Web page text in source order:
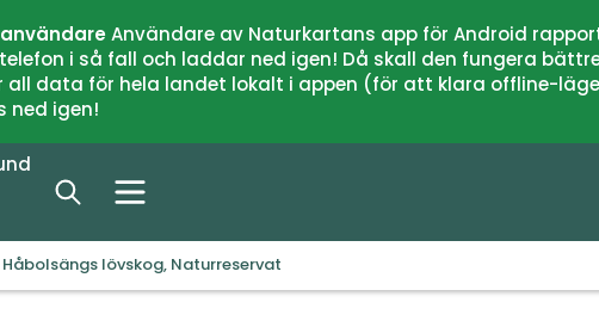
Användare av Naturkartans app för Android
i så fall och laddar ned igen! Då skall den fungera
all data för hela landet lokalt i appen (för att klara offline-
ned igen!
Håbolsängs lövskog, Naturreservat